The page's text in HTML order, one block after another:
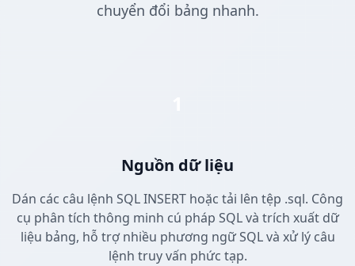
chuyển đổi bảng nhanh.
Nguồn dữ liệu
Dán các câu lệnh SQL INSERT hoặc tải lên tệp .sql. Công
cụ phân tích thông minh cú pháp SQL và trích xuất dữ
liệu bảng, hỗ trợ nhiều phương ngữ SQL và xử lý câu
lệnh truy vấn phức tạp.